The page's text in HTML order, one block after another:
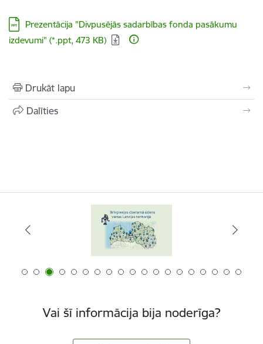
Lejupielādēt:
Prezentācija "Divpusējās sadarbības fonda pasākumu
izdevumi" (*.ppt, 473 KB)
Drukāt lapu
Dalīties
Vai šī informācija bija noderīga?